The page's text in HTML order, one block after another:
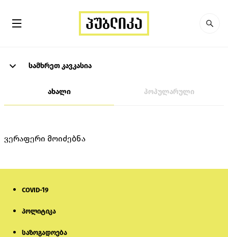
სამხრეთ კავკასია
ახალი პოპულარული
ვერაფერი მოიძებნა
COVID-19
პოლიტიკა
საზოგადოება